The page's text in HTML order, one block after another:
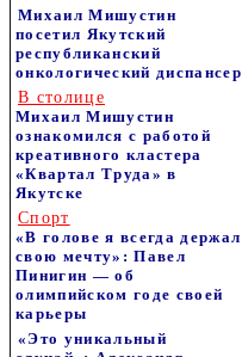
Михаил Мишустин
посетил Якутский
республиканский
онкологический диспансер
В столице
Михаил Мишустин
ознакомился с работой
креативного кластера
«Квартал Труда» в
Якутске
Спорт
«В голове я всегда держал
свою мечту»: Павел
Пинигин — об
олимпийском годе своей
карьеры
«Это уникальный